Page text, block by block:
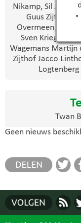
Nikamp, Sil
Guus Zijthof,
Overmeen,
Sven Krieger
Wagemans Martijn
Zijthof Jacco
Twan
Geen nieuws